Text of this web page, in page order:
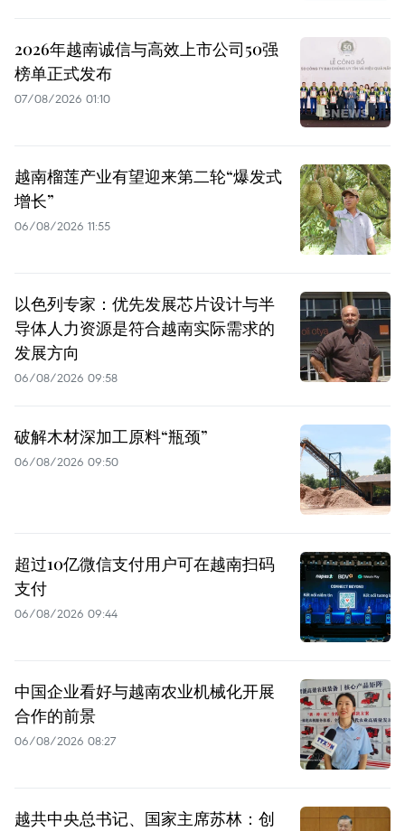
2026年越南诚信与高效上市公司50强
榜单正式发布
07/08/2026 01:10
越南榴莲产业有望迎来第二轮“爆发式
增长”
06/08/2026 11:55
以色列专家：优先发展芯片设计与半
导体人力资源是符合越南实际需求的
发展方向
06/08/2026 09:58
破解木材深加工原料“瓶颈”
06/08/2026 09:50
超过10亿微信支付用户可在越南扫码
支付
06/08/2026 09:44
中国企业看好与越南农业机械化开展
合作的前景
06/08/2026 08:27
越共中央总书记、国家主席苏林：创